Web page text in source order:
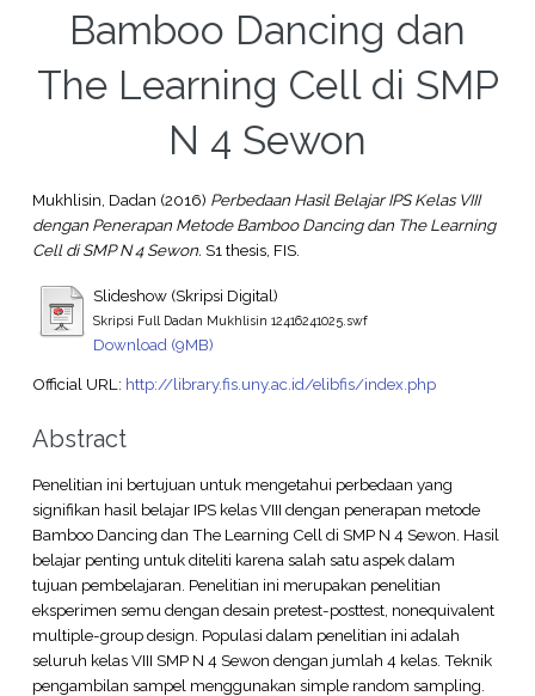
Bamboo Dancing dan
The Learning Cell di SMP
N 4 Sewon
Mukhlisin, Dadan (2016) Perbedaan Hasil Belajar IPS Kelas VIII
dengan Penerapan Metode Bamboo Dancing dan The Learning
Cell di SMP N 4 Sewon. S1 thesis, FIS.
Slideshow (Skripsi Digital)
Skripsi Full Dadan Mukhlisin 12416241025.swf
Download (9MB)
Official URL: http://library.fis.uny.ac.id/elibfis/index.php
Abstract
Penelitian ini bertujuan untuk mengetahui perbedaan yang
signifikan hasil belajar IPS kelas VIII dengan penerapan metode
Bamboo Dancing dan The Learning Cell di SMP N 4 Sewon. Hasil
belajar penting untuk diteliti karena salah satu aspek dalam
tujuan pembelajaran. Penelitian ini merupakan penelitian
eksperimen semu dengan desain pretest-posttest, nonequivalent
multiple-group design. Populasi dalam penelitian ini adalah
seluruh kelas VIII SMP N 4 Sewon dengan jumlah 4 kelas. Teknik
pengambilan sampel menggunakan simple random sampling.